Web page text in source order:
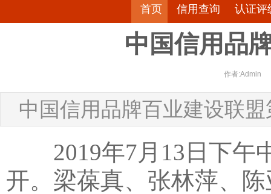
首页 信用查询 认证评
中国信用品
作者:Admin
中国信用品牌百业建设联
2019年7月13日下午
开。梁葆真、张林萍、